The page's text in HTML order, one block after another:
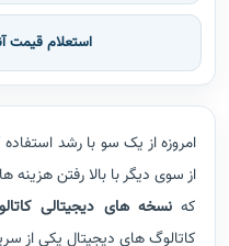
استعلام قیمت
امروزه از یک سو با رشد
از سوی دیگر با بالا رفتن
کهنسخه های دیجیتالی
کاتالوگ های دیجیتال یکی از